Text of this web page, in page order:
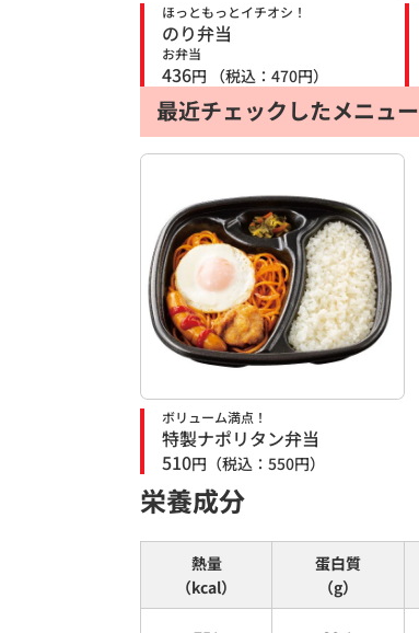
ほっともっとイチオシ！
のり弁当
お弁当
436円 （税込： 470円）
最近チェックしたメニュー
ボリューム満点！
特製ナポリタン弁当
510円 （税込： 550円）
栄養成分
熱量
（kcal）
蛋白質
（g）